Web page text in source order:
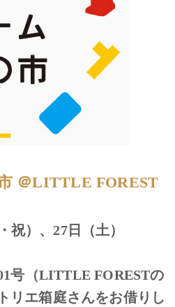
＠LITTLE FOREST
祝）、27日（土）
号（LITTLE FORESTの
リエ箱庭さんをお借りし